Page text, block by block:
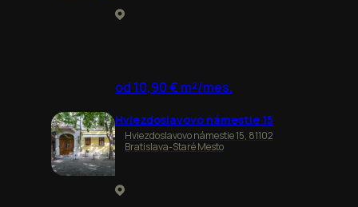
od 10,90 € m²/mes.
Hviezdoslavovo námestie 15
Hviezdoslavovo námestie 15, 81102
Bratislava-Staré Mesto